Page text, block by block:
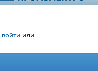
войти или